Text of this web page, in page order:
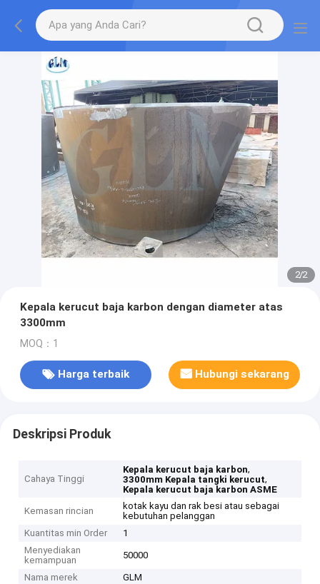
2/2
Kepala kerucut baja karbon dengan diameter atas
3300mm
MOQ：1
Harga terbaik Hubungi sekarang
Deskripsi Produk
Cahaya Tinggi
Kepala kerucut baja karbon,
3300mm Kepala tangki kerucut,
Kepala kerucut baja karbon ASME
Kemasan rincian
kotak kayu dan rak besi atau sebagai
kebutuhan pelanggan
Kuantitas min Order
1
Menyediakan
kemampuan
50000
Nama merek
GLM